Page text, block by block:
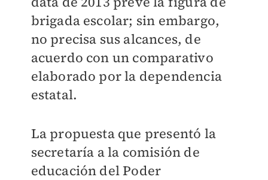
brigada escolar; sin embargo,
no precisa sus alcances, de
acuerdo con un comparativo
elaborado por la dependencia
estatal.
La propuesta que presentó la
secretaría a la comisión de
educación del Poder